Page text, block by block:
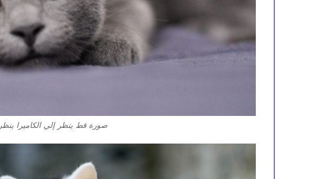
صورة قط ينظر إلي الكاميرا